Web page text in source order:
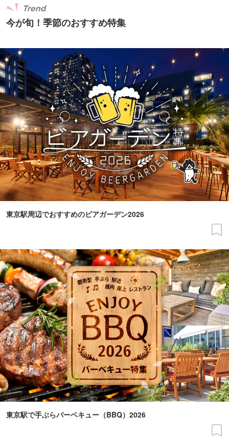
今が旬！季節のおすすめ特集
Trend
東京駅周辺でおすすめのビアガーデン2026
東京駅で手ぶらバーベキュー（BBQ）2026